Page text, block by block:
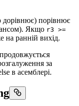
дорівнює) порівнює
Якщо r3 >=
на ранній вихід.
за
в асемблері.